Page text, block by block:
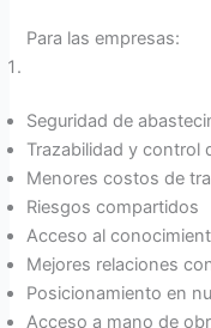
Para las empresas:
Seguridad de
Trazabilidad y control
Menores costos de
Riesgos compartidos
Acceso al
Mejores relaciones
Posicionamiento en
Acceso a mano de